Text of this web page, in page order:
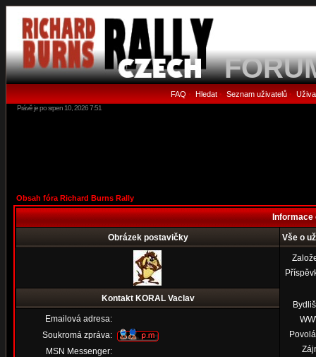
FAQ • Hledat• Seznam uživatelů•
Právě je po srpen 10, 2026 7:51
Obsah fóra Richard Burns Rally
Informace
Obrázek postavičky Vše o
Kontakt KORAL Vaclav
Emailová adresa:
Soukromá zpráva:
MSN Messenger: